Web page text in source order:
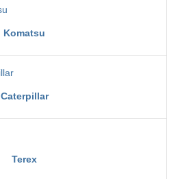
Komatsu
Caterpillar
Terex